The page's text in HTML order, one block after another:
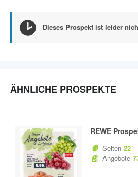
Dieses Prospekt ist leider
ÄHNLICHE PROSPEKTE
REWE
Seiten 22
Angebote